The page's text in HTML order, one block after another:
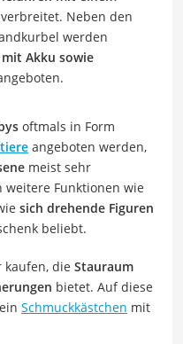
Neben den
werden
Akku sowie
oftmals in Form
angeboten werden,
meist sehr
weitere Funktionen wie
sich drehende Figuren
beliebt.
kaufen, die Stauraum
bietet. Auf diese
Schmuckkästchen mit